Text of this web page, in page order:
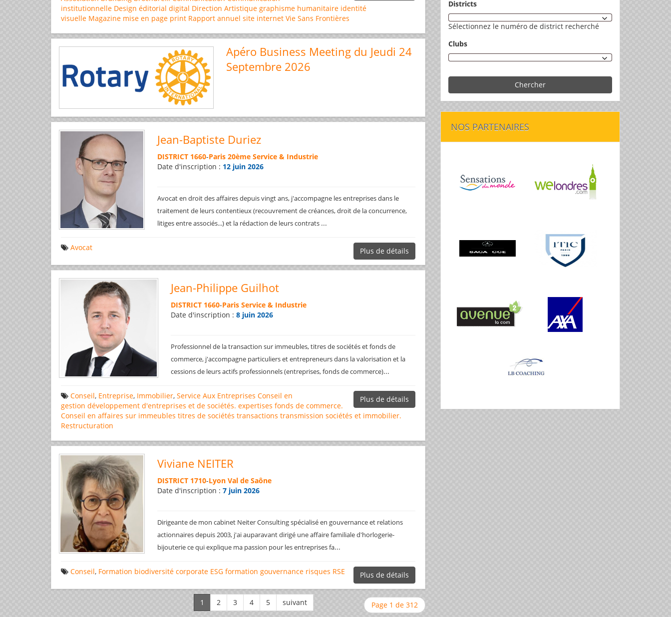
institutionnelle Design éditorial digital Direction Artistique graphisme humanitaire identité
visuelle Magazine mise en page print Rapport annuel site internet Vie Sans Frontières
Apéro Business Meeting du Jeudi 24
Septembre 2026
Jean-Baptiste Duriez
DISTRICT 1660-Paris 20ème Service & Industrie
Date d'inscription : 12 juin 2026
Avocat en droit des affaires depuis vingt ans, j'accompagne les entreprises dans le
traitement de leurs contentieux (recouvrement de créances, droit de la concurrence,
litiges entre associés...) et la rédaction de leurs contrats ...
Plus de détails
Avocat
Jean-Philippe Guilhot
DISTRICT 1660-Paris Service & Industrie
Date d'inscription : 8 juin 2026
Professionnel de la transaction sur immeubles, titres de sociétés et fonds de
commerce, j'accompagne particuliers et entrepreneurs dans la valorisation et la
cessions de leurs actifs professionnels (entreprises, fonds de commerce)...
Plus de détails
Conseil, Entreprise, Immobilier, Service Aux Entreprises Conseil en
gestion développement d'entreprises et de sociétés. expertises fonds de commerce.
Conseil en affaires sur immeubles titres de sociétés transactions transmission sociétés et immobilier.
Restructuration
Viviane NEITER
DISTRICT 1710-Lyon Val de Saône
Date d'inscription :7 juin 2026
Dirigeante de mon cabinet Neiter Consulting spécialisé en gouvernance et relations
actionnaires depuis 2003, j'ai auparavant dirigé une affaire familiale d'horlogerie-
bijouterie ce qui explique ma passion pour les entreprises fa...
Plus de détails
Conseil, Formation biodiversité corporate ESG formation gouvernance risques RSE
Page 1 de 312
Districts
Sélectionnez le numéro de district recherché
Clubs
Chercher
NOS PARTENAIRES